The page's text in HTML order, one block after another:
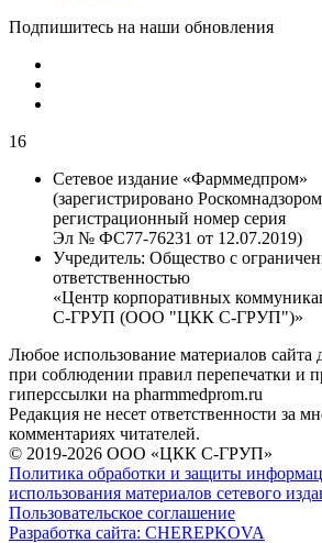
Подпишитесь на наши обновления
16
Сетевое издание «Фарммедпром»
(зарегистрировано
регистрационный номер серия
Эл № ФС77-76231 от 12.07.2019)
Учредитель: Общество с
ответственностью
«Центр корпоративных
С-ГРУП (ООО "ЦКК С-ГРУП")»
Любое использование материалов сайта
при соблюдении правил перепечатки и
гиперссылки на pharmmedprom.ru
Редакция не несет ответственности за
комментариях читателей.
© 2019-2026 ООО «ЦКК С-ГРУП»
Политика обработки и защиты
использования материалов сетевого
Пользовательское соглашение
Разработка сайта: CHEREPKOVA